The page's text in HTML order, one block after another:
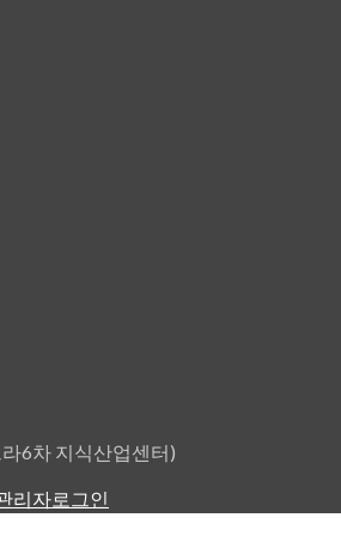
6차 지식산업센터)
리자로그인